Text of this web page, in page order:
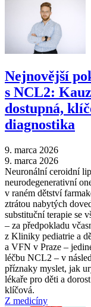
Nejnovější
s NCL2:
dostupná,
diagnostika
9. marca 2026
9. marca 2026
Neuronální ceroidní
neurodegenerativní
v raném dětství
ztrátou nabytých
substituční terapie se
–⁠ za předpokladu
z Kliniky pediatrie a
a VFN v Praze –⁠
léčbu NCL2 –⁠ v
příznaky myslet, jak
lékaře pro děti a
klíčová.
Z medicíny